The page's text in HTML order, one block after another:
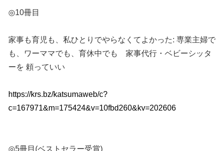
◎10冊目
家事も育児も、私ひとりでやらなくてよかった: 専業主婦で
も、ワーママでも、育休中でも 家事代行・ベビーシッタ
ーを 頼っていい
https://krs.bz/katsumaweb/c?
c=167971&m=175424&v=10fbd260&kv=202606
◎5冊目(ベストセラー受賞)